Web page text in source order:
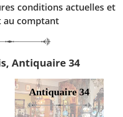
conditions actuelles et
au comptant
Antiquaire 34
Antiquaire 34